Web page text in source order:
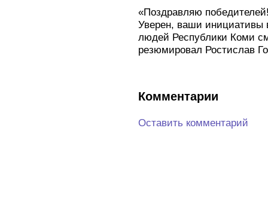
«Поздравляю
Уверен, ваши инициативы
людей Республики Коми
резюмировал Ростислав
Комментарии
Оставить комментарий